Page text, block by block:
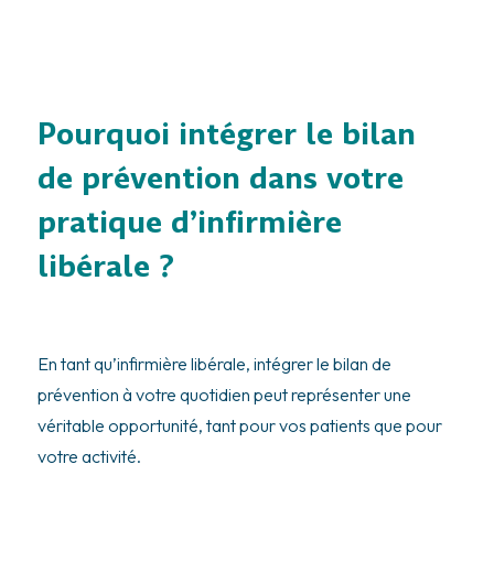
Pourquoi intégrer le bilan
de prévention dans votre
pratique d’infirmière
libérale ?
En tant qu’infirmière libérale, intégrer le bilan de
prévention à votre quotidien peut représenter une
véritable opportunité, tant pour vos patients que pour
votre activité.